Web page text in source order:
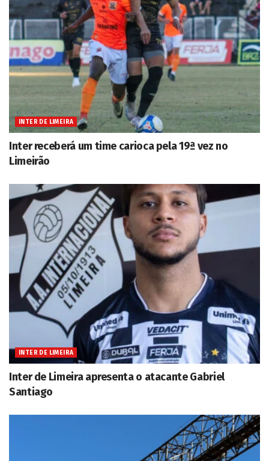
INTER DE LIMEIRA
Inter receberá um time carioca pela 19ª vez no
Limeirão
INTER DE LIMEIRA
Inter de Limeira apresenta o atacante Gabriel
Santiago